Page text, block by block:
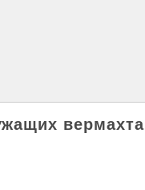
вермахта